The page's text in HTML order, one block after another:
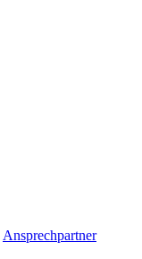
Ansprechpartner